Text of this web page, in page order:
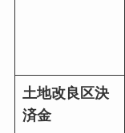
土地改良区決
済金